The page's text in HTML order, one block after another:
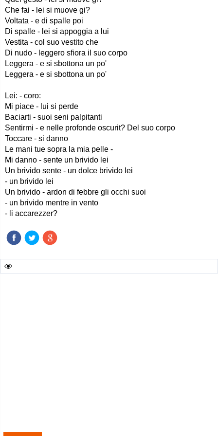
Che fai - lei si muove gi?
Voltata - e di spalle poi
Di spalle - lei si appoggia a lui
Vestita - col suo vestito che
Di nudo - leggero sfiora il suo corpo
Leggera - e si sbottona un po'
Leggera - e si sbottona un po'
Lei: - coro:
Mi piace - lui si perde
Baciarti - suoi seni palpitanti
Sentirmi - e nelle profonde oscurit? Del suo corpo
Toccare - si danno
Le mani tue sopra la mia pelle -
Mi danno - sente un brivido lei
Un brivido sente - un dolce brivido lei
- un brivido lei
Un brivido - ardon di febbre gli occhi suoi
- un brivido mentre in vento
- li accarezzer?